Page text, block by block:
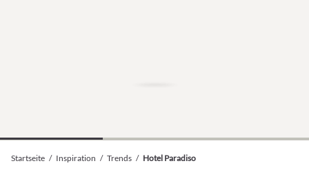
Startseite / Inspiration / Trends / Hotel Paradiso